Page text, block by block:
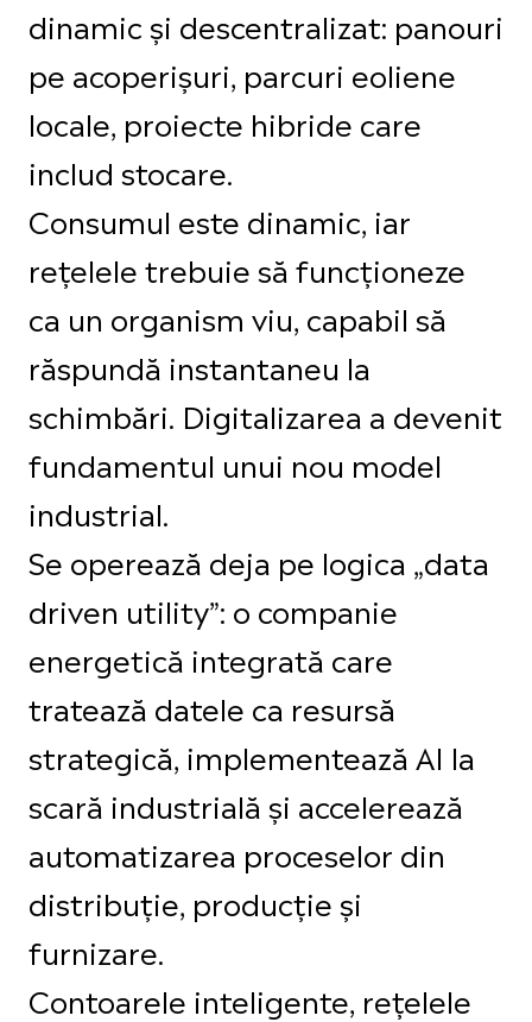
dinamic și descentralizat: panouri
pe acoperișuri, parcuri eoliene
locale, proiecte hibride care
includ stocare.
Consumul este dinamic, iar
rețelele trebuie să funcționeze
ca un organism viu, capabil să
răspundă instantaneu la
schimbări. Digitalizarea a devenit
fundamentul unui nou model
industrial.
Se operează deja pe logica „data
driven utility”: o companie
energetică integrată care
tratează datele ca resursă
strategică, implementează AI la
scară industrială și accelerează
automatizarea proceselor din
distribuție, producție și
furnizare.
Contoarele inteligente, rețelele